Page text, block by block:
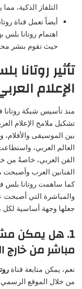
التلفاز الذكية،
أيضاً تعمل قناة
اهتمام روتانا
حيث تقوم بنشر
تأثير
الإعلام
منذ تأسيس شبكة روتانا
تشكيل ملامح الإعلام
بين الموسيقى
العالم العربي،
الفن العربي، خاصةً من
الفنانين العرب وأصبحت
كما ساهمت روتانا بلس
والمباشرة التي أصبحت
جعلها وجهة أساسية لكل
1. هل يمكن
مباشر من خارج
نعم، يمكن متابعة قناة
من خلال الموقع الرسمي